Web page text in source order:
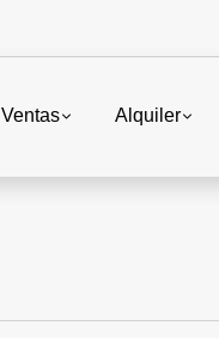
Ventas Alquiler